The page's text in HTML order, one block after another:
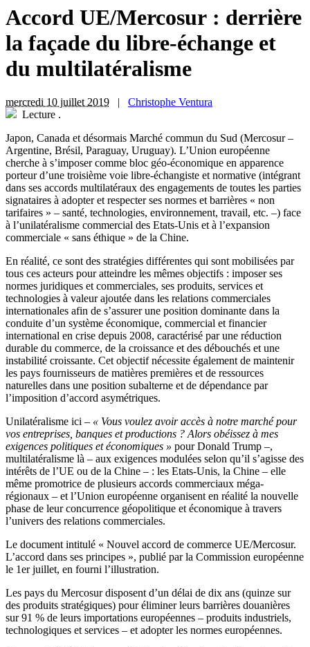
Accord UE/Mercosur : derrière
la façade du libre-échange et
du multilatéralisme
mercredi 10 juillet 2019 | Christophe Ventura
Lecture .
Japon, Canada et désormais Marché commun du Sud (Mercosur –
Argentine, Brésil, Paraguay, Uruguay). L’Union européenne
cherche à s’imposer comme bloc géo-économique en apparence
porteur d’une troisième voie libre-échangiste et normative (intégrant
dans ses accords multilatéraux des engagements de toutes les parties
signataires à adopter et respecter ses normes et barrières « non
tarifaires » – santé, technologies, environnement, travail, etc. –) face
à l’unilatéralisme commercial des Etats-Unis et à l’expansion
commerciale « sans éthique » de la Chine.
En réalité, ce sont des stratégies différentes qui sont mobilisées par
tous ces acteurs pour atteindre les mêmes objectifs : imposer ses
normes juridiques et commerciales, ses produits, services et
technologies à valeur ajoutée dans les relations commerciales
internationales afin de s’assurer une position dominante dans la
conduite d’un système économique, commercial et financier
international en crise depuis 2008, caractérisé par une réduction
durable du commerce, de la croissance et des débouchés et une
instabilité croissante. Cet objectif nécessite également de maintenir
les pays fournisseurs de matières premières et de ressources
naturelles dans une position subalterne et de dépendance par
l’imposition d’accord asymétriques.
Unilatéralisme ici – « Vous voulez avoir accès à notre marché pour
vos entreprises, banques et productions ? Alors obéissez à mes
exigences politiques et économiques » pour Donald Trump –,
multilatéralisme là – aux exigences modulées selon qu’il s’agisse des
intérêts de l’UE ou de la Chine – : les Etats-Unis, la Chine – elle
même promotrice de plusieurs accords commerciaux méga-
régionaux – et l’Union européenne organisent en réalité la nouvelle
phase de leur concurrence géopolitique et économique à travers
l’univers des relations commerciales.
Le document intitulé « Nouvel accord de commerce UE/Mercosur.
L’accord dans ses principes », publié par la Commission européenne
le 1er juillet, en fourni l’illustration.
Les pays du Mercosur disposent d’un délai de dix ans (quinze sur
des produits stratégiques) pour éliminer leurs barrières douanières
sur 91 % de leurs importations européennes – produits industriels,
technologiques et services – et adopter les normes européennes.